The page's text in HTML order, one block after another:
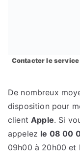
Contacter le
De nombreux
disposition pour
client Apple. Si
appelez le 08 00
09h00 à 20h00 et